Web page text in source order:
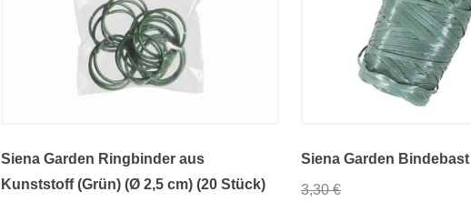
Siena Garden Ringbinder aus
Kunststoff (Grün) (Ø 2,5 cm) (20 Stück)
Siena Garden Bindebast
3,30 €